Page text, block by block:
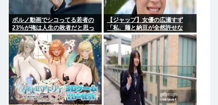
ポルノ動画でシコってる若者の
23%が俺は人生の敗者だと思っ
てることが判明
【ジャップ】女優の広瀬すず
「私、麺と納豆が全然許せな
い。私、麺と納豆が全然許せな
い 」